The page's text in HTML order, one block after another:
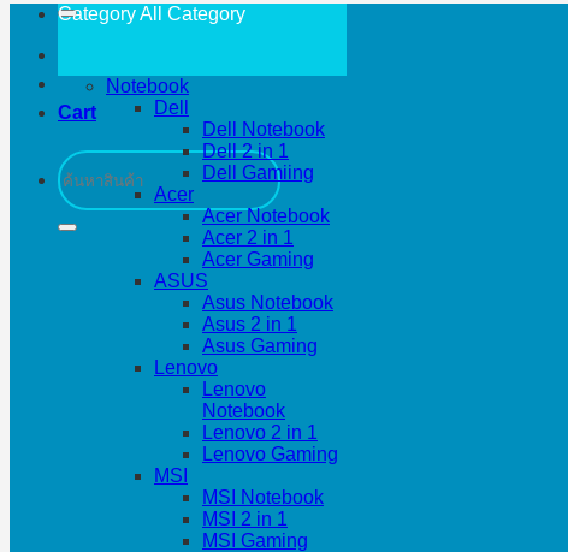
Cart
Search
for:
Category All Category
Notebook
Dell
Dell Notebook
Dell 2 in 1
Dell Gamiing
Acer
Acer Notebook
Acer 2 in 1
Acer Gaming
ASUS
Asus Notebook
Asus 2 in 1
Asus Gaming
Lenovo
Lenovo
Notebook
Lenovo 2 in 1
Lenovo Gaming
MSI
MSI Notebook
MSI 2 in 1
MSI Gaming